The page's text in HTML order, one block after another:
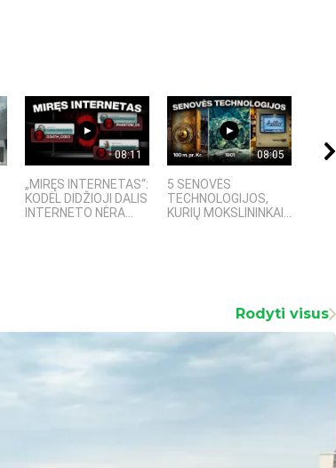
08:11
„MIRĘS INTERNETAS“:
KODĖL DIDŽIOJI DALIS
INTERNETO NĖRA...
08:05
5 SENOVĖS
TECHNOLOGIJOS,
KURIŲ MOKSLININKAI...
Rodyti visus